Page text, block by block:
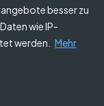
besser zu
wie IP-
werden.
Mehr